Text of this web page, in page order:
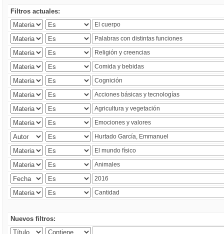
Filtros actuales:
Nuevos filtros: